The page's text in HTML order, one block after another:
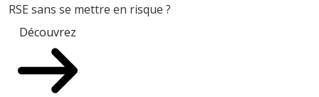
RSE sans se mettre en risque ?
Découvrez